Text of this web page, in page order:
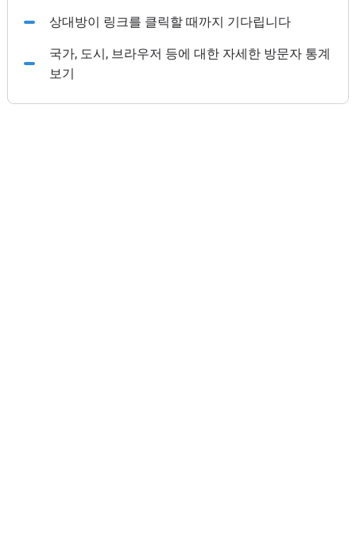
상대방이 링크를 클릭할 때까지 기다립니다
국가, 도시, 브라우저 등에 대한 자세한 방문자 통계
보기